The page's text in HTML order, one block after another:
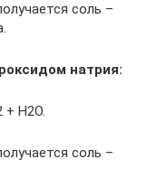
соль –
натрия:
H2O.
соль –